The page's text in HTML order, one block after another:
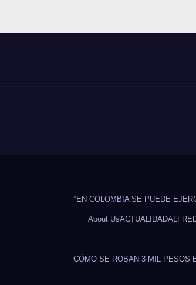
“EN COLOMBIA SE PUEDE
About UsACTUALIDAD
CÓMO SE ROBAN 3 MIL PESOS